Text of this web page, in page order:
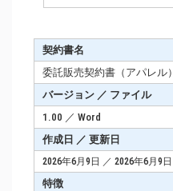
契約書名
委託販売契約書（アパレル）
バージョン ／ ファイル
1.00 ／ Word
作成日 ／ 更新日
2026年6月9日 ／ 2026年6月9日
特徴